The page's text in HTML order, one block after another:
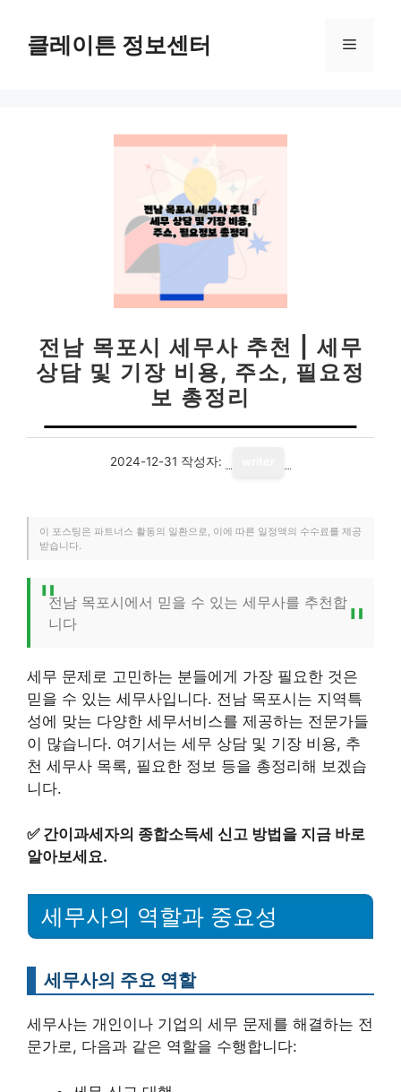
클레이튼 정보센터 메
전남 목포시 세무사 추천 | 세무
상담 및 기장 비용, 주소, 필요정
보 총정리
2024-12-31 작성자:
이 포스팅은 파트너스 활동의 일환으로, 이에 따른 일정액의 수수료를 제공
받습니다.
전남 목포시에서 믿을 수 있는 세무사를 추천합
니다
세무 문제로 고민하는 분들에게 가장 필요한 것은
믿을 수 있는 세무사입니다. 전남 목포시는 지역특
성에 맞는 다양한 세무서비스를 제공하는 전문가들
이 많습니다. 여기서는 세무 상담 및 기장 비용, 추
천 세무사 목록, 필요한 정보 등을 총정리해 보겠습
니다.
✅ 간이과세자의 종합소득세 신고 방법을 지금 바로
알아보세요.
세무사의 역할과 중요성
세무사의 주요 역할
세무사는 개인이나 기업의 세무 문제를 해결하는 전
문가로, 다음과 같은 역할을 수행합니다: